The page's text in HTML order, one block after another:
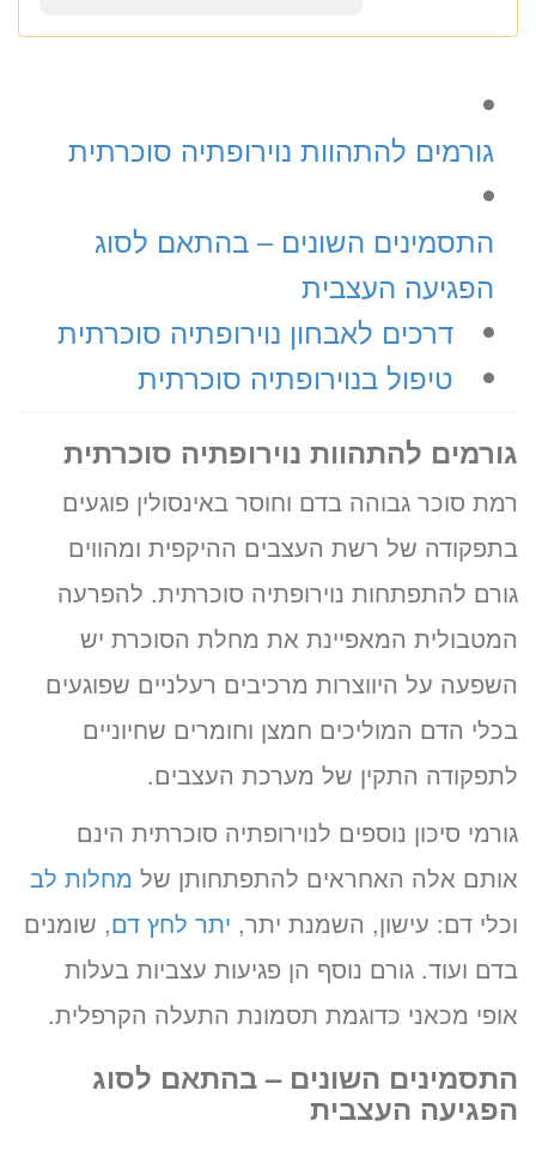
17:15
20:15
גורמים להתהוות נוירופתיה סוכרתית
התסמינים השונים – בהתאם לסוג
הפגיעה העצבית
דרכים לאבחון נוירופתיה סוכרתית
טיפול בנוירופתיה סוכרתית
גורמים להתהוות נוירופתיה סוכרתית
רמת סוכר גבוהה בדם וחוסר באינסולין פוגעים
בתפקודה של רשת העצבים ההיקפית ומהווים
גורם להתפתחות נוירופתיה סוכרתית. להפרעה
המטבולית המאפיינת את מחלת הסוכרת יש
השפעה על היווצרות מרכיבים רעלניים שפוגעים
בכלי הדם המוליכים חמצן וחומרים שחיוניים
לתפקודה התקין של מערכת העצבים.
גורמי סיכון נוספים לנוירופתיה סוכרתית הינם
אותם אלה האחראים להתפתחותן של מחלות לב
וכלי דם: עישון, השמנת יתר, יתר לחץ דם, שומנים
בדם ועוד. גורם נוסף הן פגיעות עצביות בעלות
אופי מכאני כדוגמת תסמונת התעלה הקרפלית.
התסמינים השונים – בהתאם לסוג
הפגיעה העצבית